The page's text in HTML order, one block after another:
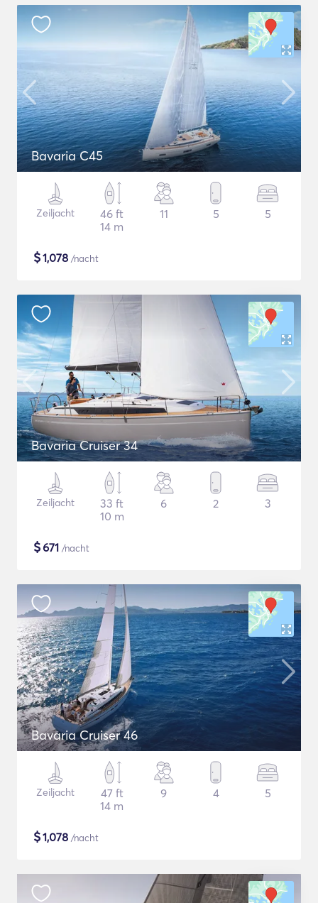
Bavaria C45
Zeiljacht
46 ft
14 m
11 5 5
$1,078 /nacht
Bavaria Cruiser 34
Zeiljacht
33 ft
10 m
6 2 3
$671 /nacht
Bavaria Cruiser 46
Zeiljacht
47 ft
14 m
9 4 5
$1,078 /nacht